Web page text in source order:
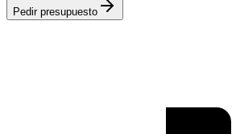
Pedir presupuesto